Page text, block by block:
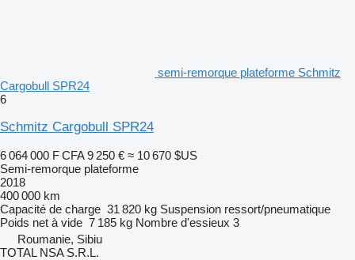
semi-remorque plateforme Schmitz
Cargobull SPR24
6
Schmitz Cargobull SPR24
6 064 000 F CFA 9 250 € ≈ 10 670 $US
Semi-remorque plateforme
2018
400 000 km
Capacité de charge 31 820 kg Suspension ressort/pneumatique
Poids net à vide 7 185 kg Nombre d'essieux 3
Roumanie, Sibiu
TOTAL NSA S.R.L.